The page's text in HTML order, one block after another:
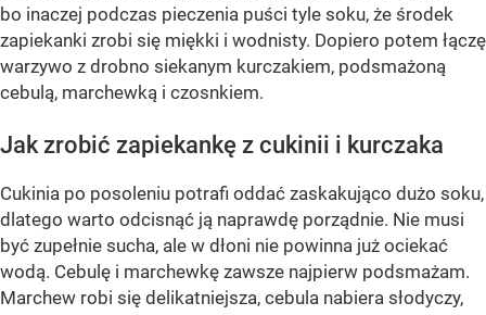
bo inaczej podczas pieczenia puści tyle soku, że środek
zapiekanki zrobi się miękki i wodnisty. Dopiero potem łączę
warzywo z drobno siekanym kurczakiem, podsmażoną
cebulą, marchewką i czosnkiem.
Jak zrobić zapiekankę z cukinii i kurczaka
Cukinia po posoleniu potrafi oddać zaskakująco dużo soku,
dlatego warto odcisnąć ją naprawdę porządnie. Nie musi
być zupełnie sucha, ale w dłoni nie powinna już ociekać
wodą. Cebulę i marchewkę zawsze najpierw podsmażam.
Marchew robi się delikatniejsza, cebula nabiera słodyczy,